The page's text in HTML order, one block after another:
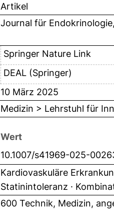
Artikel
Journal für
Springer Nature Link
DEAL (Springer)
10 März 2025
Medizin > Lehrstuhl für
Wert
10.1007/s41969-025-
Kardiovaskuläre
Statinintoleranz ·
600 Technik, Medizin,